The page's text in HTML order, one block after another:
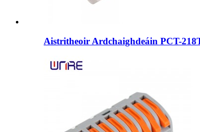
Aistritheoir Ardchaighdeáin PCT-